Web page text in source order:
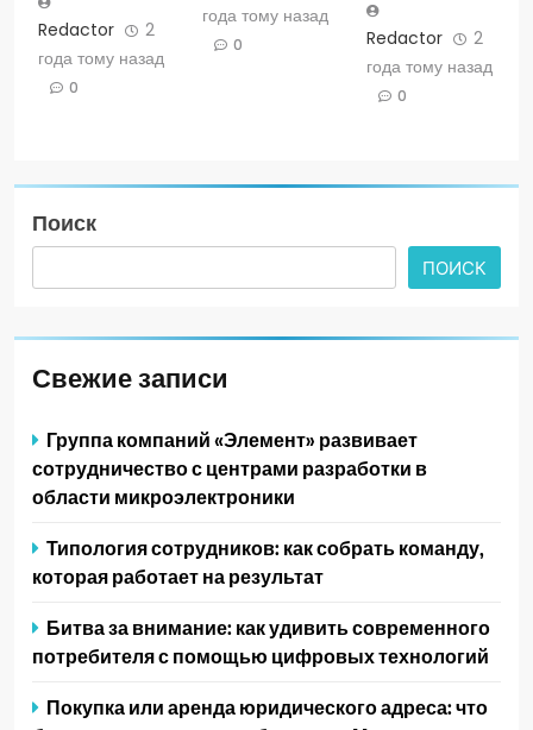
Redactor
2
года тому назад
0
года тому назад
0 Redactor
2
года тому назад
0
Поиск
ПОИСК
Свежие записи
Группа компаний «Элемент» развивает
сотрудничество с центрами разработки в
области микроэлектроники
Типология сотрудников: как собрать команду,
которая работает на результат
Битва за внимание: как удивить современного
потребителя с помощью цифровых технологий
Покупка или аренда юридического адреса: что